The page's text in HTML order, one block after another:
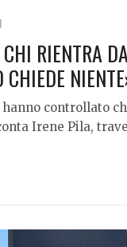
RIENTRA
CHIEDE
controllato
Irene Pila,